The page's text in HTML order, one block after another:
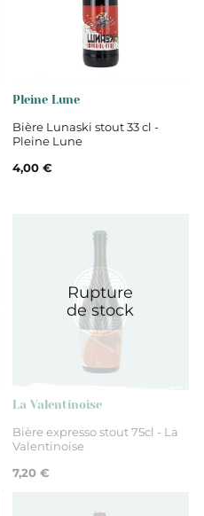
Pleine Lune
Bière Lunaski stout 33 cl -
Pleine Lune
4,00 €
Rupture
de stock
La Valentinoise
Bière expresso stout 75cl - La
Valentinoise
7,20 €